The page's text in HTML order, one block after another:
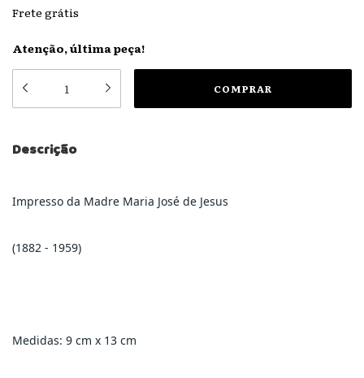
Frete grátis
Atenção, última peça!
Descrição
Impresso da Madre Maria José de Jesus
(1882 - 1959)
Medidas: 9 cm x 13 cm